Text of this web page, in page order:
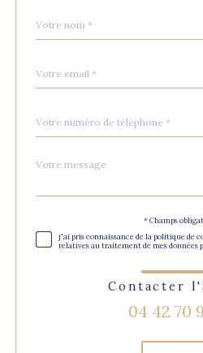
par
*
*
*
Fieldset
Message
*
* Champs
j'ai pris connaissance de la politique de
relatives au traitement de mes données
Contacter
04 42 70